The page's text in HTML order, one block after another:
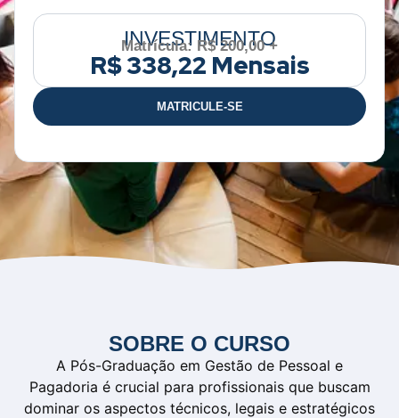
INVESTIMENTO
Matrícula: R$ 200,00 +
R$ 338,22 Mensais
MATRICULE-SE
SOBRE O CURSO
A Pós-Graduação em Gestão de Pessoal e
Pagadoria é crucial para profissionais que buscam
dominar os aspectos técnicos, legais e estratégicos